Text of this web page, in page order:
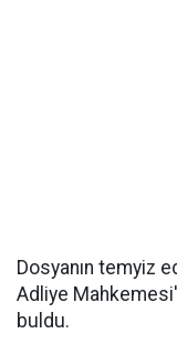
Dosyanın temyiz
Adliye
buldu.